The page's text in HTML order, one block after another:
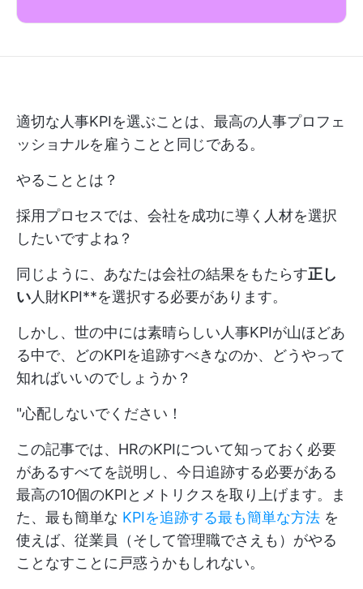
適切な人事KPIを選ぶことは、最高の人事プロフェ
ッショナルを雇うことと同じである。
やることとは？
採用プロセスでは、会社を成功に導く人材を選択
したいですよね？
同じように、あなたは会社の結果をもたらす正し
い人財KPI**を選択する必要があります。
しかし、世の中には素晴らしい人事KPIが山ほどあ
る中で、どのKPIを追跡すべきなのか、どうやって
知ればいいのでしょうか？
"心配しないでください！
この記事では、HRのKPIについて知っておく必要
があるすべてを説明し、今日追跡する必要がある
最高の10個のKPIとメトリクスを取り上げます。ま
た、最も簡単な KPIを追跡する最も簡単な方法 を
使えば、従業員（そして管理職でさえも）がやる
ことなすことに戸惑うかもしれない。